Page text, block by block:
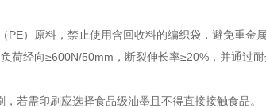
）原料，禁止使用含回收料的编织袋，避免重金
荷经向≥600N/50mm，断裂伸长率≥20%，并通过
若需印刷应选择食品级油墨且不得直接接触食品。